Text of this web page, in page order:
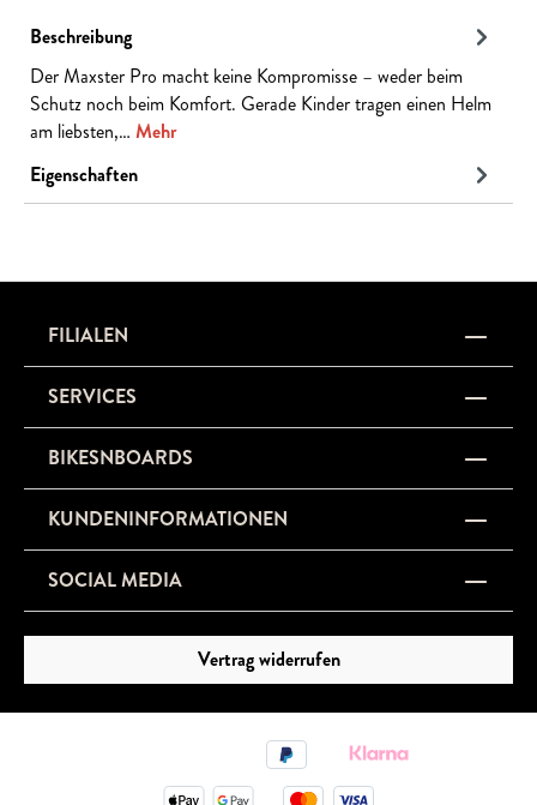
Beschreibung
Der Maxster Pro macht keine Kompromisse – weder beim
Schutz noch beim Komfort. Gerade Kinder tragen einen Helm
am liebsten,… Mehr
Eigenschaften
FILIALEN
SERVICES
BIKESNBOARDS
KUNDENINFORMATIONEN
SOCIAL MEDIA
Vertrag widerrufen